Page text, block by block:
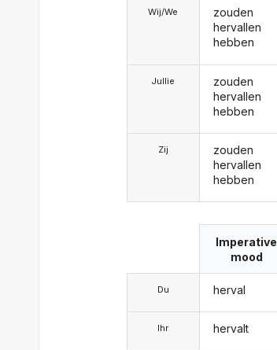
Wij/We
Jullie
Zij
zouden
hervallen
hebben
zouden
hervallen
hebben
zouden
hervallen
hebben
Du
Ihr
Imperative
mood
herval
hervalt